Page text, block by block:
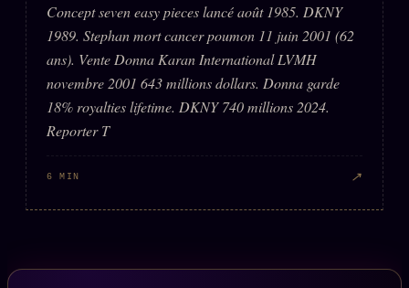
Concept seven easy pieces lancé août 1985. DKNY
1989. Stephan mort cancer poumon 11 juin 2001 (62
ans). Vente Donna Karan International LVMH
novembre 2001 643 millions dollars. Donna garde
18% royalties lifetime. DKNY 740 millions 2024.
Reporter T
6 MIN ↗